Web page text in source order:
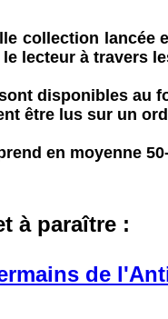
collection lancée
lecteur à travers
disponibles au
être lus sur un
en moyenne
à paraître :
de